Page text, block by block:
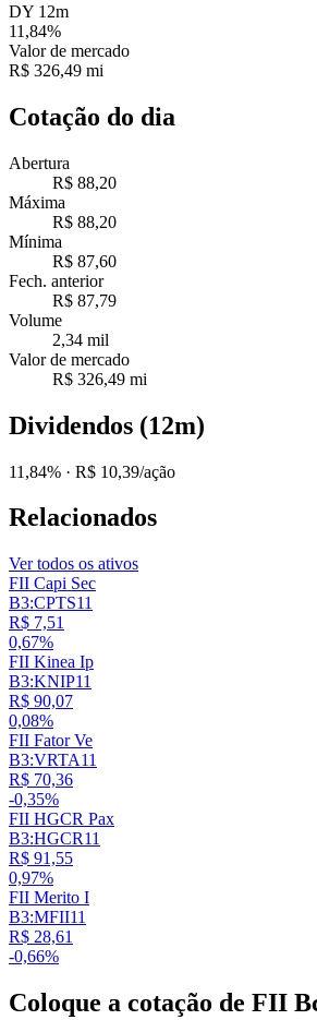
DY 12m
11,84%
Valor de mercado
R$ 326,49 mi
Cotação do dia
Abertura
R$ 88,20
Máxima
R$ 88,20
Mínima
R$ 87,60
Fech. anterior
R$ 87,79
Volume
2,34 mil
Valor de mercado
R$ 326,49 mi
Dividendos (12m)
11,84% · R$ 10,39/ação
Relacionados
Ver todos os ativos
FII Capi Sec
B3:CPTS11
R$ 7,51
0,67%
FII Kinea Ip
B3:KNIP11
R$ 90,07
0,08%
FII Fator Ve
B3:VRTA11
R$ 70,36
-0,35%
FII HGCR Pax
B3:HGCR11
R$ 91,55
0,97%
FII Merito I
B3:MFII11
R$ 28,61
-0,66%
Coloque a cotação de FII